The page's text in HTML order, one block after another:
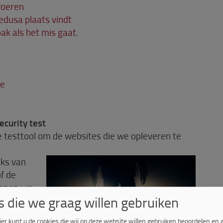
plaats vindt
als het mis gaat.
test
om de websites die we opleveren te
van
de
we
die we graag willen gebruiken
kunt u de cookies die wij op deze website willen gebruiken beoordelen en